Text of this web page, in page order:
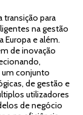
transição para
na gestão
Europa e além.
de inovação
conjunto
de gestão e
utilizadores
de negócio